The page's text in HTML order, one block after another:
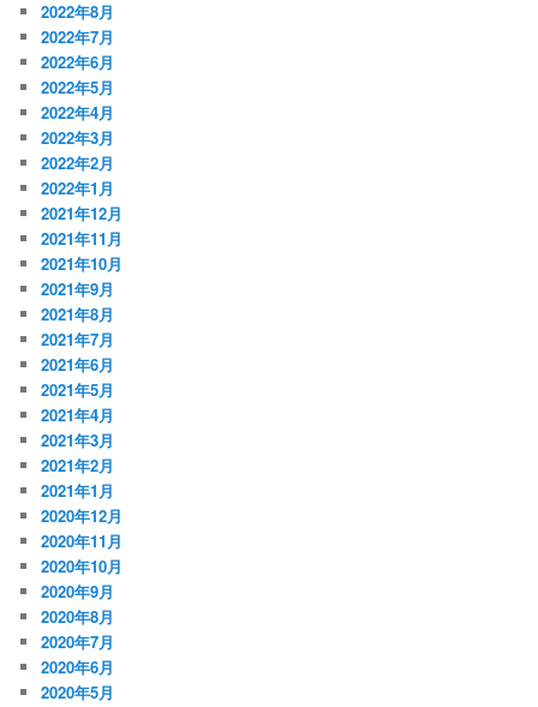
2022年8月
2022年7月
2022年6月
2022年5月
2022年4月
2022年3月
2022年2月
2022年1月
2021年12月
2021年11月
2021年10月
2021年9月
2021年8月
2021年7月
2021年6月
2021年5月
2021年4月
2021年3月
2021年2月
2021年1月
2020年12月
2020年11月
2020年10月
2020年9月
2020年8月
2020年7月
2020年6月
2020年5月